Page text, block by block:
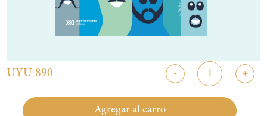
UYU 890 - +
Agregar al carro